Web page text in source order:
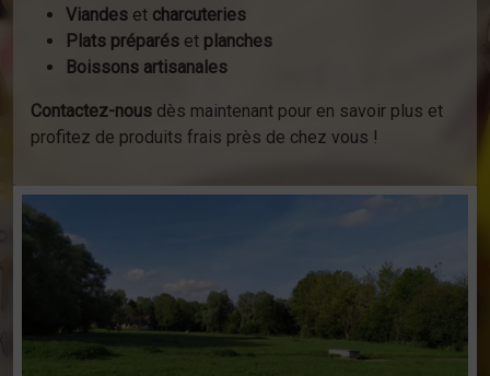
Viandes et charcuteries
Plats préparés et planches
Boissons artisanales
Contactez-nous dès maintenant pour en savoir plus et
profitez de produits frais près de chez vous !